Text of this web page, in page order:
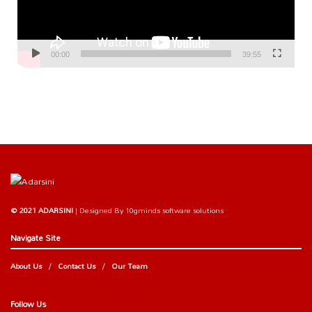
00:00 39:55
© 2021 ADARSINI| Designed By10gminds software solutions
Navigate Site
About Us Contact Us Our Team
Follow Us